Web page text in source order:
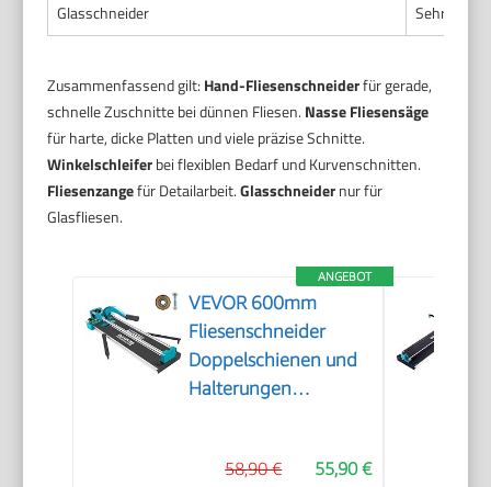
Glasschneider
Sehr gut
Zusammenfassend gilt: Hand-Fliesenschneiderfür gerade,
schnelle Zuschnitte bei dünnen Fliesen. Nasse Fliesensäge
für harte, dicke Platten und viele präzise Schnitte.
Winkelschleiferbei flexiblen Bedarf und Kurvenschnitten.
Fliesenzangefür Detailarbeit.Glasschneidernur für
Glasfliesen.
ANGEBOT
VEVOR 600mm
Fliesenschneider
Doppelschienen und
Halterungen
in Kappe mit
55,90 €
58,90 €